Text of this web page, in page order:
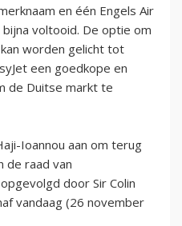
en één Engels Air
voltooid. De optie om
worden gelicht tot
een goedkope en
de Duitse markt te
Ioannou aan om terug
de raad van
door Sir Colin
vandaag (26 november